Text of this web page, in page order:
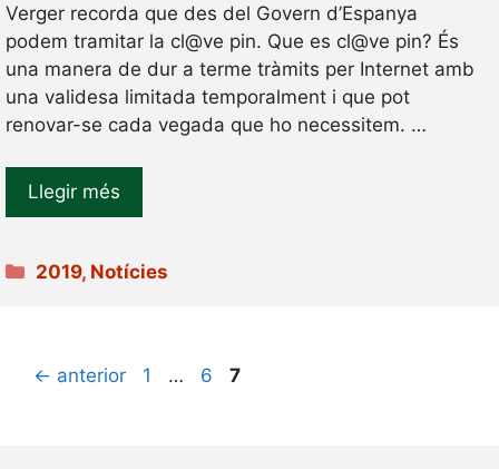
Verger recorda que des del Govern d’Espanya
podem tramitar la cl@ve pin. Que es cl@ve pin? És
una manera de dur a terme tràmits per Internet amb
una validesa limitada temporalment i que pot
renovar-se cada vegada que ho necessitem. …
Llegir més
Categories
2019, Notícies
← anterior Pàgina
1 … Pàgina
6 Pàgina
7